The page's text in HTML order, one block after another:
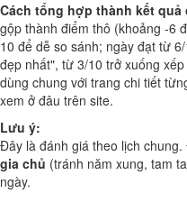
Cách tổng hợp thành kết quả
gộp thành điểm thô (khoảng -6
10 để dễ so sánh; ngày đạt từ
đẹp nhất", từ 3/10 trở xuống
dùng chung với trang chi tiết
xem ở đâu trên site.
Lưu ý:
Đây là đánh giá theo lịch
gia chủ (tránh năm xung, tam
ngày.